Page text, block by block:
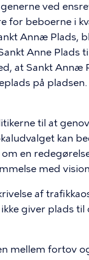
ved
for beboerne i
Annæ Plads,
Anne Plads
at Sankt Annæ
på
til at
kan
en
med
af
giver plads til
mellem fortov